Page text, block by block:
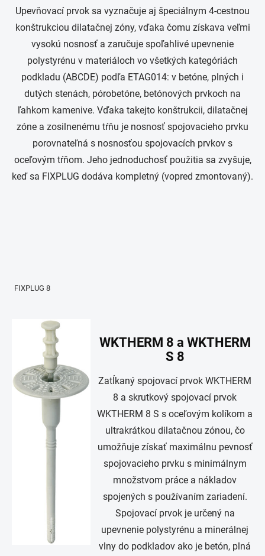
Upevňovací prvok sa vyznačuje aj špeciálnym 4-cestnou
konštrukciou dilatačnej zóny, vďaka čomu získava veľmi
vysokú nosnosť a zaručuje spoľahlivé upevnenie
polystyrénu v materiáloch vo všetkých kategóriách
podkladu (ABCDE) podľa ETAG014: v betóne, plných i
dutých stenách, pórobetóne, betónových prvkoch na
ľahkom kamenive. Vďaka takejto konštrukcii, dilatačnej
zóne a zosilnenému tŕňu je nosnosť spojovacieho prvku
porovnateľná s nosnosťou spojovacích prvkov s
oceľovým tŕňom. Jeho jednoduchosť použitia sa zvyšuje,
keď sa FIXPLUG dodáva kompletný (vopred zmontovaný).
FIXPLUG 8
WKTHERM 8 a WKTHERM
S 8
Zatĺkaný spojovací prvok WKTHERM
8 a skrutkový spojovací prvok
WKTHERM 8 S s oceľovým kolíkom a
ultrakrátkou dilatačnou zónou, čo
umožňuje získať maximálnu pevnosť
spojovacieho prvku s minimálnym
množstvom práce a nákladov
spojených s používaním zariadení.
Spojovací prvok je určený na
upevnenie polystyrénu a minerálnej
vlny do podkladov ako je betón, plná